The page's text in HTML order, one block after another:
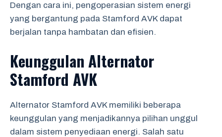
Dengan cara ini, pengoperasian sistem energi
yang bergantung pada Stamford AVK dapat
berjalan tanpa hambatan dan efisien.
Keunggulan Alternator
Stamford AVK
Alternator Stamford AVK memiliki beberapa
keunggulan yang menjadikannya pilihan unggul
dalam sistem penyediaan energi. Salah satu